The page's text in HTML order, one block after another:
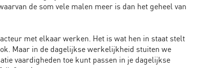
de som vele malen meer is dan het geheel van
met elkaar werken. Het is wat hen in staat stelt
Maar in de dagelijkse werkelijkheid stuiten we
vaardigheden toe kunt passen in je dagelijkse